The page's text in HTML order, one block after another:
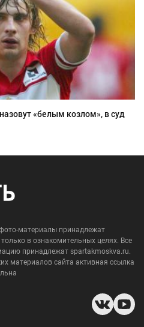
«белым козлом», в суд
материалы принадлежат
в ознакомительных целях. Все
принадлежат spartakmoskva.ru.
материалов сайта активная ссылка